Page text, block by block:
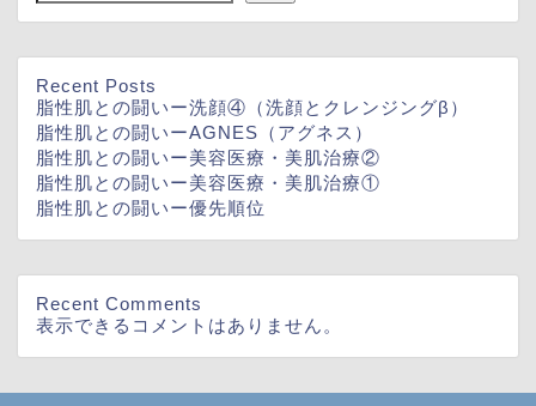
Recent Posts
脂性肌との闘いー洗顔④（洗顔とクレンジングβ）
脂性肌との闘いーAGNES（アグネス）
脂性肌との闘いー美容医療・美肌治療②
脂性肌との闘いー美容医療・美肌治療①
脂性肌との闘いー優先順位
Recent Comments
表示できるコメントはありません。